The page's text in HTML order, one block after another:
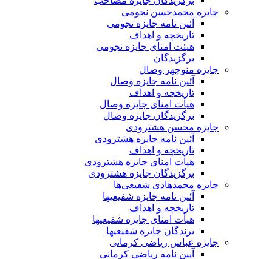
جایزه محمدحسن نجومی
آئین نامه جایزه نجومی
تاریخچه و اهداف
هیئت امنای جایزه نجومی
برگزیدگان
جایزه منوچهر وصال
آئین نامه جایزه وصال
تاریخچه و اهداف
هیأت امنای جایزه وصال
برگزیدگان جایزه وصال
جایزه محسن هشترودی
آئین نامه جایزه هشترودی
تاریخچه و اهداف
هیأت امنای جایزه هشترودی
برگزیدگان جایزه هشترودی
جایزه محمدهادی شفیعی‌ها
آئین نامه جایزه شفیعیها
تاریخچه و اهداف
هیأت امنای جایزه شفیعیها
برندگان جایزه شفیعیها
جایزه عباس ریاضی کرمانی
آیین نامه ریاضی کرمانی